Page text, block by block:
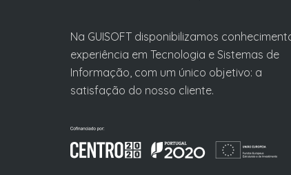
Na GUISOFT disponibilizamos
experiência em Tecnologia e Sistemas de
Informação, com um único objetivo: a
satisfação do nosso cliente.